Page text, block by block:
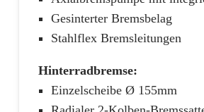
Gesinterter Bremsbelag
Stahlflex Bremsleitungen
Hinterradbremse:
Einzelscheibe Ø 155mm